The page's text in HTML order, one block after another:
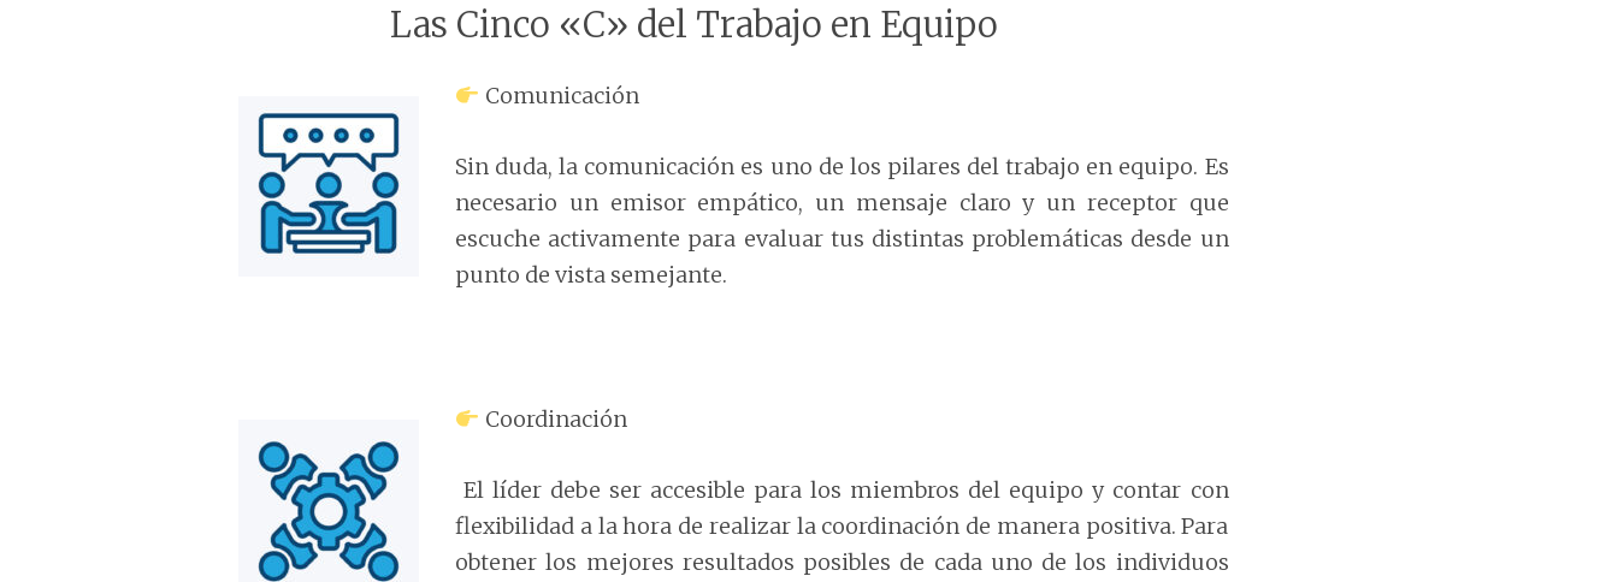
Las Cinco «C» del Trabajo en Equipo
Comunicación
Sin duda, la comunicación es uno de los pilares del trabajo en equipo. Es
necesario un emisor empático, un mensaje claro y un receptor que
escuche activamente para evaluar tus distintas problemáticas desde un
punto de vista semejante.
Coordinación
El líder debe ser accesible para los miembros del equipo y contar con
flexibilidad a la hora de realizar la coordinación de manera positiva. Para
obtener los mejores resultados posibles de cada uno de los individuos